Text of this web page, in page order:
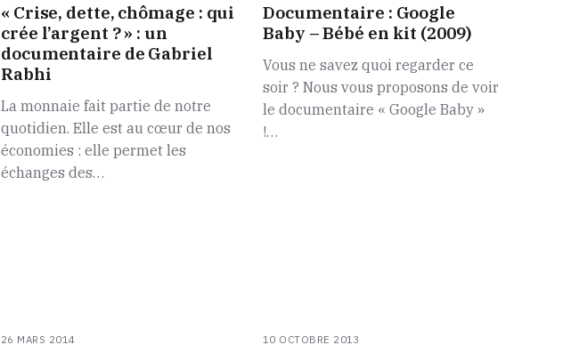
« Crise, dette, chômage : qui
crée l’argent ? » : un
documentaire de Gabriel
Rabhi
La monnaie fait partie de notre
quotidien. Elle est au cœur de nos
économies : elle permet les
échanges des…
26 MARS 2014
Documentaire : Google
Baby – Bébé en kit (2009)
Vous ne savez quoi regarder ce
soir ? Nous vous proposons de voir
le documentaire « Google Baby »
!…
10 OCTOBRE 2013